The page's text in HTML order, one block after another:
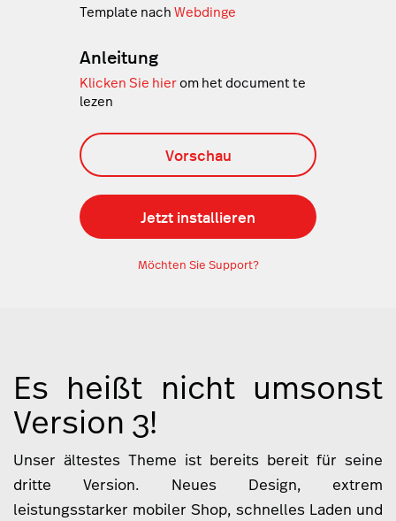
Template nach Webdinge
Anleitung
Klicken Sie hierom het document te
lezen
Vorschau
Jetzt installieren
Möchten Sie Support?
Es heißt nicht umsonst
Version 3!
Unser ältestes Theme ist bereits bereit für seine
dritte Version. Neues Design, extrem
leistungsstarker mobiler Shop, schnelles Laden und